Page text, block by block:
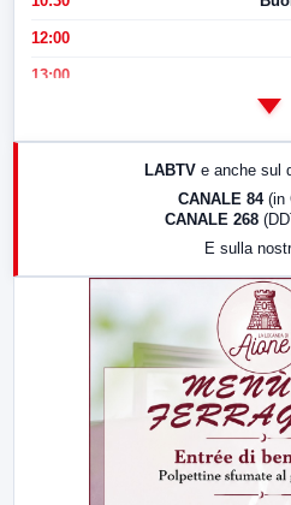
12:00
13:00
LABTV e anche sul
CANALE 84 (in
CANALE 268
E sulla